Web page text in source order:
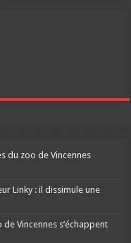
du zoo de Vincennes
Linky : il dissimule une
Vincennes s’échappent